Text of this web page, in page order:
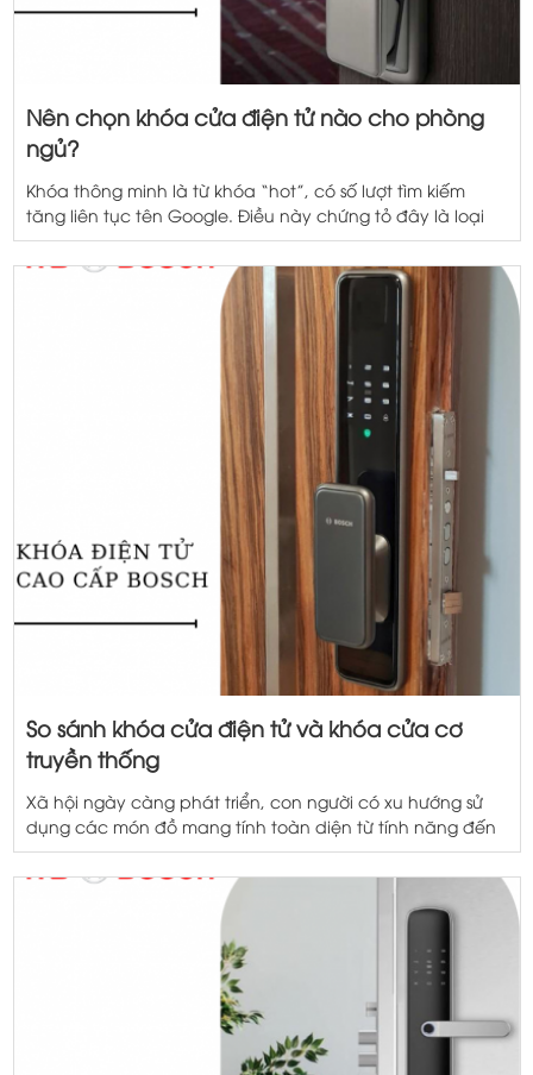
Nên chọn khóa cửa điện tử nào cho phòng
ngủ?
Khóa thông minh là từ khóa “hot”, có số lượt tìm kiếm
tăng liên tục tên Google. Điều này chứng tỏ đây là loại
khóa nhận được sự quan tâm của nhiều. Cùng chúng tôi
tổng hợp các mẫu khóa cửa điện tử phòng ngủ nên mua
nhất năm 2022 nhé! Nên chọn khóa cửa […]
So sánh khóa cửa điện tử và khóa cửa cơ
truyền thống
Xã hội ngày càng phát triển, con người có xu hướng sử
dụng các món đồ mang tính toàn diện từ tính năng đến
hình thức. Trên thị trường hiện nay có hàng loạt các loại
khóa cửa khác nhau, nổi bật là khóa cửa điện tử và
khóa cửa cơ. Nên đầu tư cho […]